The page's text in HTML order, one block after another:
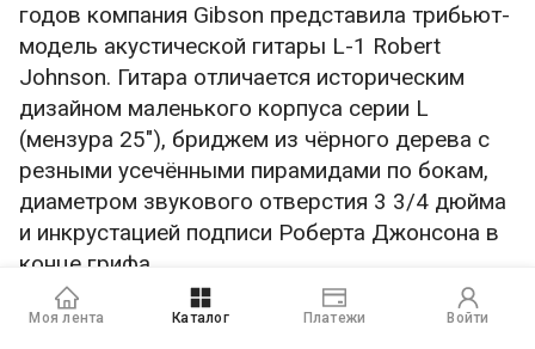
годов компания Gibson представила трибьют-
модель акустической гитары L-1 Robert
Johnson. Гитара отличается историческим
дизайном маленького корпуса серии L
(мензура 25″), бриджем из чёрного дерева с
резными усечёнными пирамидами по бокам,
диаметром звукового отверстия 3 3/4 дюйма
и инкрустацией подписи Роберта Джонсона в
конце грифа.
Моя лента Каталог Платежи Войти